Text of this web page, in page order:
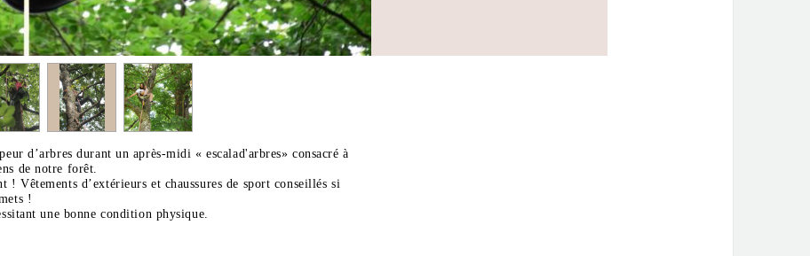
d’arbres durant un après-midi « escalad'arbres» consacré à
de notre forêt.
! Vêtements d’extérieurs et chaussures de sport conseillés si
!
une bonne condition physique.